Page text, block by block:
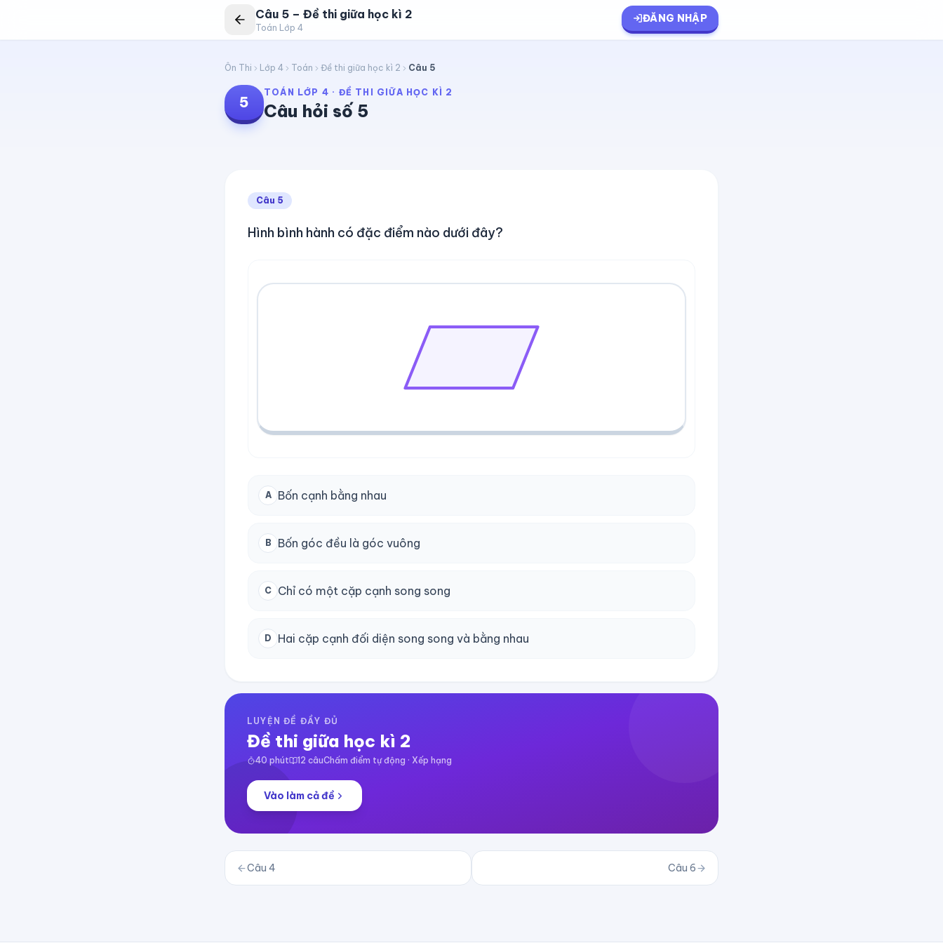
Câu 5 – Đề thi giữa học kì 2
Toán Lớp 4
ĐĂNG NHẬP
Ôn Thi Lớp 4 Toán Đề thi giữa học kì 2 Câu 5
5
TOÁN LỚP 4 · ĐỀ THI GIỮA HỌC KÌ 2
Câu hỏi số 5
Câu 5
Hình bình hành có đặc điểm nào dưới đây?
A Bốn cạnh bằng nhau
B Bốn góc đều là góc vuông
C Chỉ có một cặp cạnh song song
D Hai cặp cạnh đối diện song song và bằng nhau
LUYỆN ĐỀ ĐẦY ĐỦ
Đề thi giữa học kì 2
40 phút 12 câuChấm điểm tự động · Xếp hạng
Vào làm cả đề
Câu 4 Câu 6